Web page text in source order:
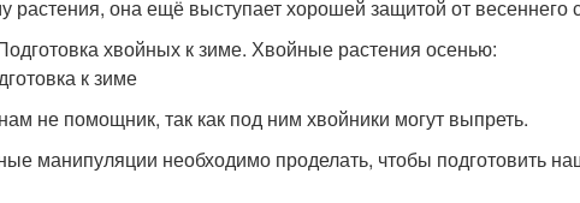
растения, она ещё выступает хорошей защитой от весеннего
не помощник, так как под ним хвойники могут выпреть.
манипуляции необходимо проделать, чтобы подготовить